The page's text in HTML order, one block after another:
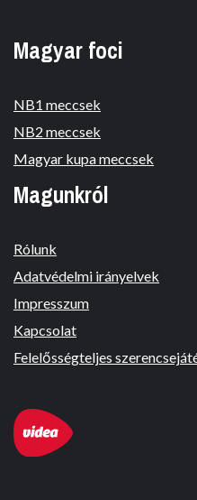
Magyar foci
NB1 meccsek
NB2 meccsek
Magyar kupa meccsek
Magunkról
Rólunk
Adatvédelmi irányelvek
Impresszum
Kapcsolat
Felelősségteljes